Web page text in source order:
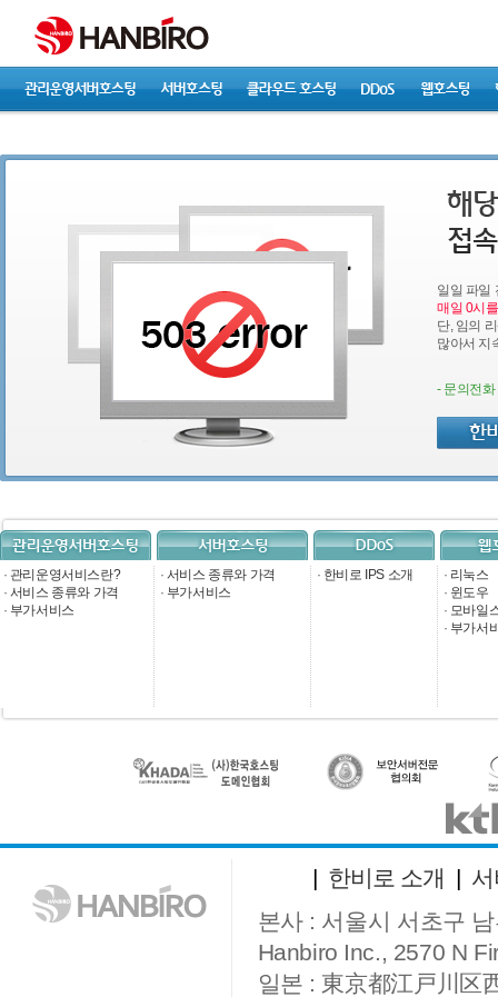
일일 파일
매일 0시
단, 임의
많아서 지
- 문의전
· 관리운영서비스란?
· 서비스 종류와 가격
· 부가서비스
· 서비스 종류와 가격
· 부가서비스
· 한비로 IPS 소개 · 리눅스
· 윈도우
· 모바일
· 부가서
| 한비로 소개 |
본사 : 서울시 서초구
Hanbiro Inc., 2570 N
일본 : 東京都江戸川区